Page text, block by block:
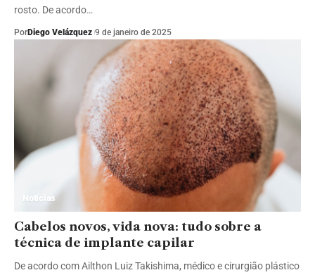
rosto. De acordo…
PorDiego Velázquez 9 de janeiro de 2025
Notícias
Cabelos novos, vida nova: tudo sobre a
técnica de implante capilar
De acordo com Ailthon Luiz Takishima, médico e cirurgião plástico